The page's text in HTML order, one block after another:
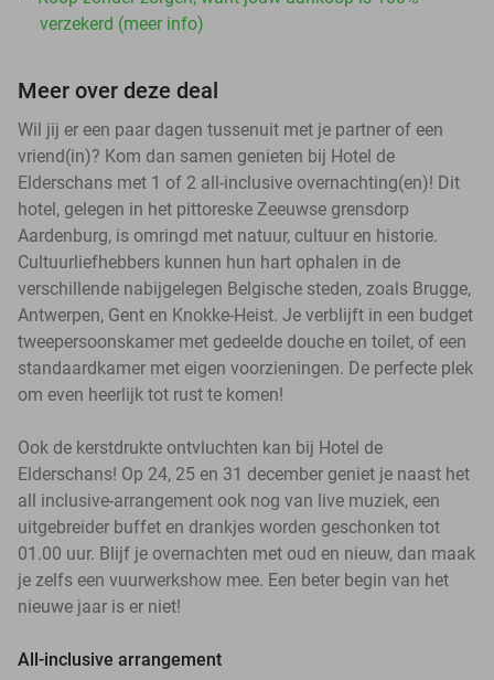
verzekerd (meer info)
Meer over deze deal
Wil jij er een paar dagen tussenuit met je partner of een
vriend(in)? Kom dan samen genieten bij Hotel de
Elderschans met 1 of 2 all-inclusive overnachting(en)! Dit
hotel, gelegen in het pittoreske Zeeuwse grensdorp
Aardenburg, is omringd met natuur, cultuur en historie.
Cultuurliefhebbers kunnen hun hart ophalen in de
verschillende nabijgelegen Belgische steden, zoals Brugge,
Antwerpen, Gent en Knokke-Heist. Je verblijft in een budget
tweepersoonskamer met gedeelde douche en toilet, of een
standaardkamer met eigen voorzieningen. De perfecte plek
om even heerlijk tot rust te komen!
Ook de kerstdrukte ontvluchten kan bij Hotel de
Elderschans! Op 24, 25 en 31 december geniet je naast het
all inclusive-arrangement ook nog van live muziek, een
uitgebreider buffet en drankjes worden geschonken tot
01.00 uur. Blijf je overnachten met oud en nieuw, dan maak
je zelfs een vuurwerkshow mee. Een beter begin van het
nieuwe jaar is er niet!
All-inclusive arrangement